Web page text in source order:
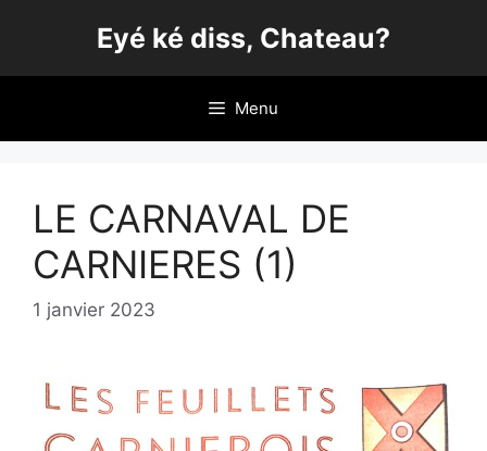
Eyé ké diss, Chateau?
Menu
LE CARNAVAL DE
CARNIERES (1)
1 janvier 2023